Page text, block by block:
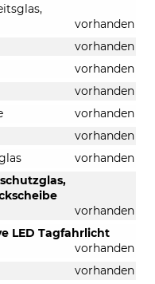
vorhanden
vorhanden
vorhanden
vorhanden
vorhanden
vorhanden
vorhanden
vorhanden
LED Tagfahrlicht
vorhanden
vorhanden